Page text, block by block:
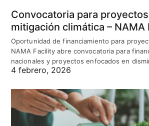
Convocatoria para
mitigación climática – NAMA
Oportunidad de financiamiento para
NAMA Facility abre convocatoria para
nacionales y proyectos enfocados en
4 febrero, 2026